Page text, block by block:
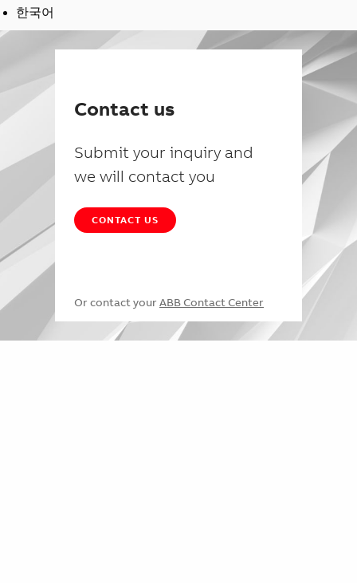
한국어
Contact us
Submit your inquiry and
we will contact you
CONTACT US
Or contact your ABB Contact Center